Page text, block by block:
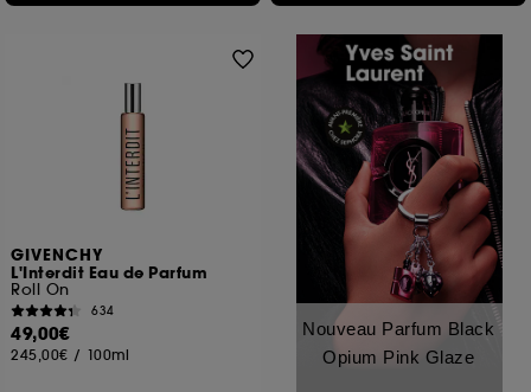
GIVENCHY
L'Interdit Eau de Parfum
Roll On
634
49,00€
245,00€ / 100ml
Nouveau Parfum Black
Opium Pink Glaze